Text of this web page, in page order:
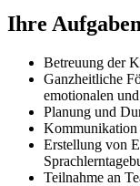
Ihre Aufgaben
Betreuung der
Ganzheitliche
emotionalen
Planung und
Kommunikation
Erstellung von
Teilnahme an